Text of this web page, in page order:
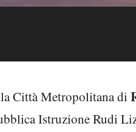
Città Metropolitana di
Istruzione Rudi